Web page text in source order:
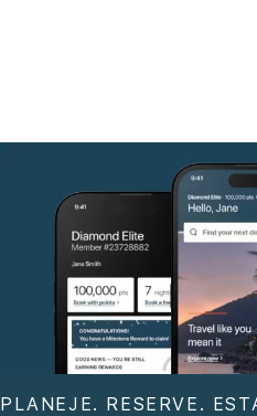
PLANEJE. RESERVE.